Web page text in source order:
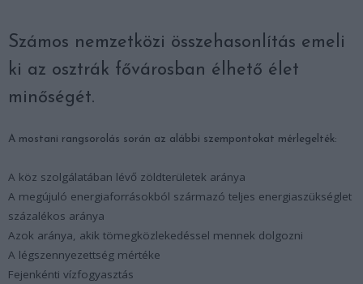
Számos nemzetközi összehasonlítás emeli
ki az osztrák fővárosban élhető élet
minőségét.
A mostani rangsorolás során az alábbi szempontokat mérlegelték:
A köz szolgálatában lévő zöldterületek aránya
A megújuló energiaforrásokból származó teljes energiaszükséglet
százalékos aránya
Azok aránya, akik tömegközlekedéssel mennek dolgozni
A légszennyezettség mértéke
Fejenkénti vízfogyasztás